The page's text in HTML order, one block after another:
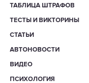
ТАБЛИЦА ШТРАФОВ
ТЕСТЫ И ВИКТОРИНЫ
СТАТЬИ
АВТОНОВОСТИ
ВИДЕО
ПСИХОЛОГИЯ